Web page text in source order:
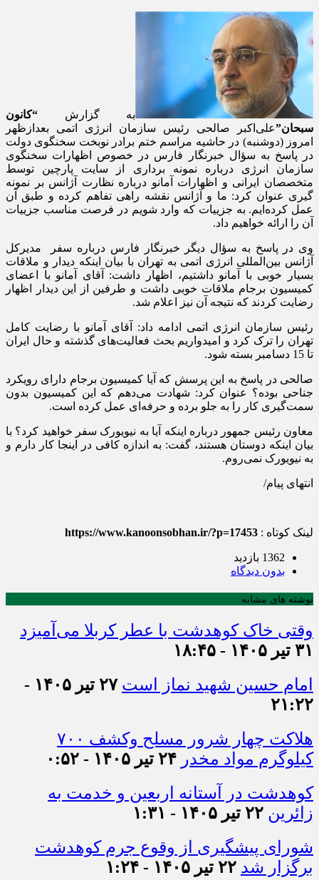
به گزارش “کانون
سبحان”علی‌اکبر صالحی رئیس سازمان انرژی اتمی بعدازظهر
امروز (دوشنبه) در حاشیه مراسم ختم برادر نوبخت سخنگوی دولت
در پاسخ به سؤال خبرنگار فارس در خصوص اظهارات سخنگوی
سازمان انرژی درباره نمونه برداری از سایت پارچین توسط
متخصصان ایرانی و اظهارات آمانو درباره نظارت آژانس بر نمونه
گیری عنوان کرد: ما و آژانس نقشه راهی تفاهم کرده‌ و طبق آن
عمل کرده‌ایم. به جزییات که وارد شویم در فرصت مناسب جزییات
آن را ارائه خواهیم داد.
وی در پاسخ به سؤال دیگر خبرنگار فارس درباره سفر مدیرکل
آژانس بین‌المللی انرژی اتمی به تهران با بیان اینکه دیدار و ملاقات
بسیار خوبی با آمانو داشتیم، اظهار داشت: آقای آمانو با اعضای
کمیسیون برجام ملاقات خوبی داشت و طرفین از این دیدار اظهار
رضایت کردند که نتیجه آن نیز اعلام شد.
رئیس سازمان انرژی اتمی ادامه داد: آقای آمانو با رضایت کامل
تهران را ترک کرد و امیدواریم بحث فعالیت‌های گذشته و حال ایران
تا 15 دسامبر بسته شود.
صالحی در پاسخ به این پرسش که آیا کمیسیون برجام دارای رویکرد
جناحی بوده؟ عنوان کرد: شهادت می‌دهم که این کمیسیون بدون
سمت‌گیری کار را به جلو برده و حرفه‌ای عمل کرده است.
معاون رئیس جمهور درباره اینکه آیا به نیویورک سفر خواهید کرد؟ با
بیان اینکه دوستان هستند، گفت: به اندازه کافی در اینجا کار دارم و
به نیویورک نمی‌روم.
انتهای پیام/
لینک کوتاه : https://www.kanoonsobhan.ir/?p=17453
1362 بازدید
بدون دیدگاه
نوشته های مشابه
وقتی خاک کوهدشت با عطر کربلا می‌آمیزد
۳۱ تیر ۱۴۰۵ - ۱۸:۴۵
امام حسین شهید نماز است
۲۷ تیر ۱۴۰۵ -
۲۱:۲۲
هلاکت چهار شرور مسلح وکشف ۷۰۰
کیلوگرم مواد مخدر ۲۴ تیر ۱۴۰۵ - ۰:۵۲
کوهدشت در آستانه اربعین و خدمت‌ به
زائرین ۲۲ تیر ۱۴۰۵ - ۱:۳۱
شورای پیشگیری از وقوع جرم کوهدشت
برگزار شد ۲۲ تیر ۱۴۰۵ - ۱:۲۴